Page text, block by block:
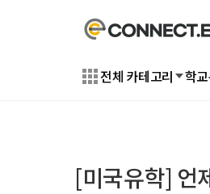
전체 카테고리 학교
[미국유학] 언